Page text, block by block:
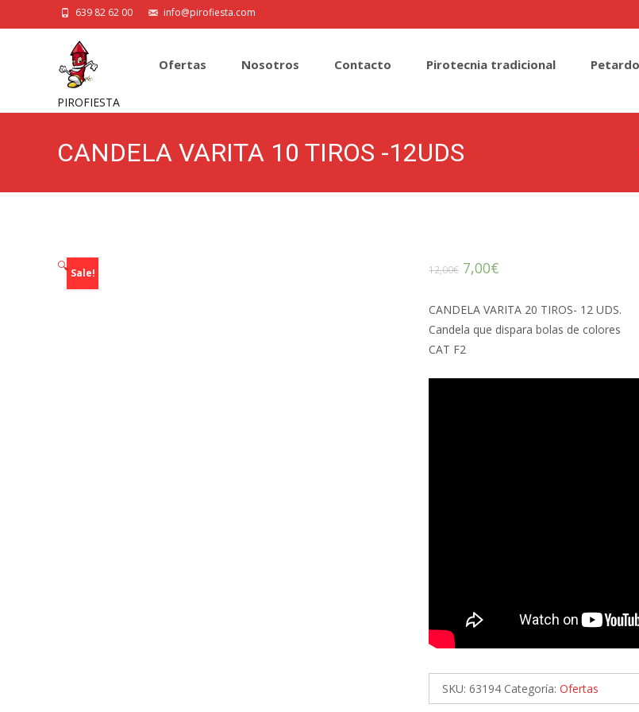
639 82 62 00 info@pirofiesta.com
PIROFIESTA
Ofertas Nosotros Contacto Pirotecnia tradicional
CANDELA VARITA 10 TIROS -12UDS
Sale!
🔍 12,00€ 7,00€
CANDELA VARITA 20 TIROS- 12 UDS.
Candela que dispara bolas de colores
CAT F2
SKU: 63194 Categoría: Ofertas